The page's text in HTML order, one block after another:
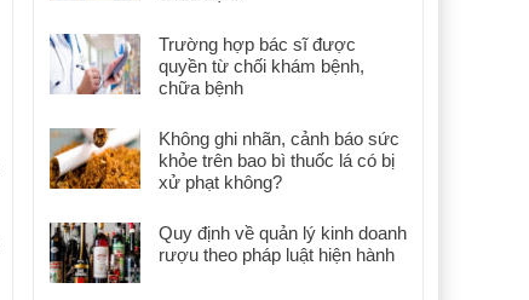
Trường hợp bác sĩ được
quyền từ chối khám bệnh,
chữa bệnh
Không ghi nhãn, cảnh báo sức
khỏe trên bao bì thuốc lá có bị
xử phạt không?
Quy định về quản lý kinh doanh
rượu theo pháp luật hiện hành